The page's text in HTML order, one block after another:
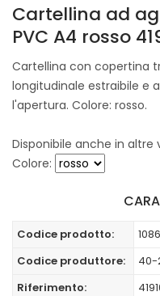
Cartellina ad
PVC A4 rosso
Cartellina con copertina
longitudinale estraibile e
l'apertura. Colore: rosso.
Disponibile anche in altre
Colore:
Codice prodotto:
Codice produttore:
40-
Riferimento: